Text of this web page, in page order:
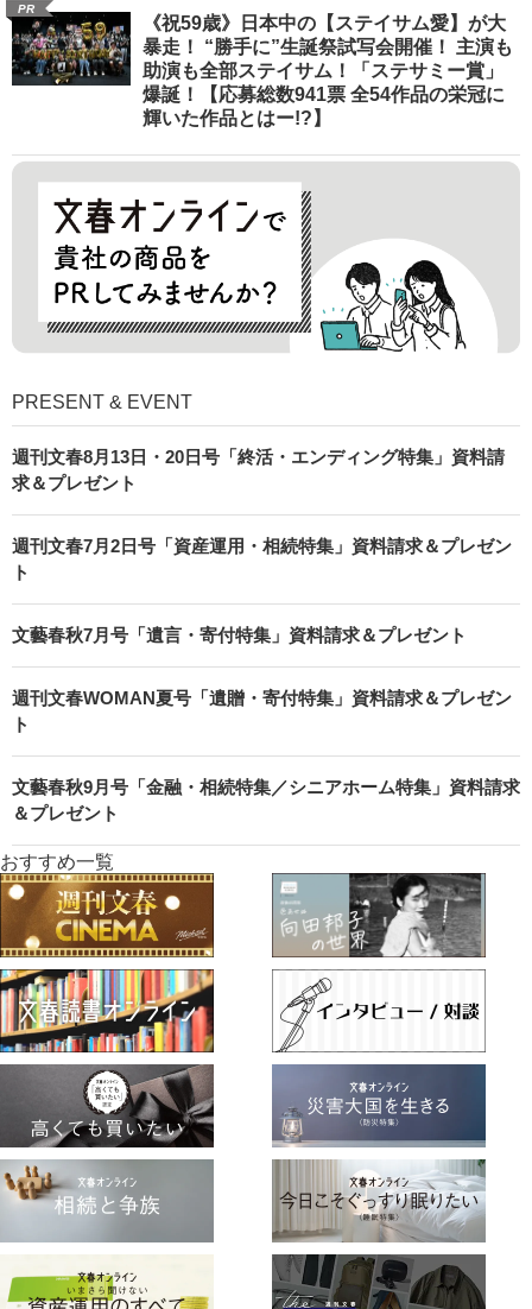
PR
《祝59歳》日本中の【ステイサム愛】が大
暴走！ “勝手に”生誕祭試写会開催！ 主演も
助演も全部ステイサム！「ステサミー賞」
爆誕！【応募総数941票 全54作品の栄冠に
輝いた作品とはー!?】
PRESENT & EVENT
週刊文春8月13日・20日号「終活・エンディング特集」資料請
求＆プレゼント
週刊文春7月2日号「資産運用・相続特集」資料請求＆プレゼン
ト
文藝春秋7月号「遺言・寄付特集」資料請求＆プレゼント
週刊文春WOMAN夏号「遺贈・寄付特集」資料請求＆プレゼン
ト
文藝春秋9月号「金融・相続特集／シニアホーム特集」資料請求
＆プレゼント
おすすめ一覧